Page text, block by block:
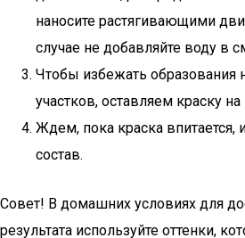
наносите растягивающими
случае не добавляйте воду в
Чтобы избежать
участков, оставляем краску
Ждем, пока краска
состав.
Совет! В домашних условиях для
результата используйте оттенки,